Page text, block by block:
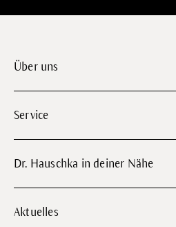
Über uns
Service
Dr. Hauschka in deiner Nähe
Aktuelles